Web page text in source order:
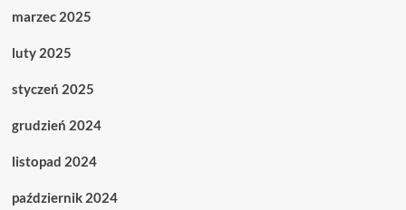
marzec 2025
luty 2025
styczeń 2025
grudzień 2024
listopad 2024
październik 2024